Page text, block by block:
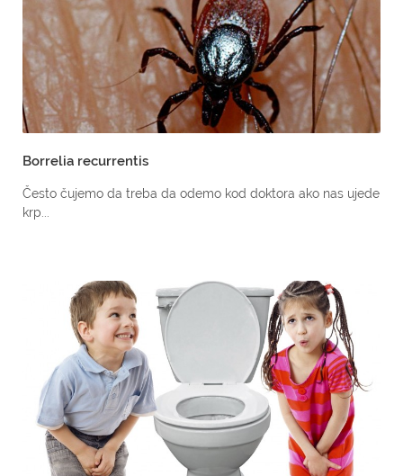
Borrelia recurrentis
Često čujemo da treba da odemo kod doktora ako nas ujede
krp...